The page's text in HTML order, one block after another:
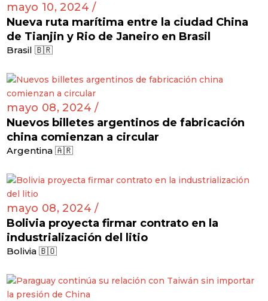
mayo 10, 2024 /
Nueva ruta marítima entre la ciudad China
de Tianjin y Rio de Janeiro en Brasil
Brasil 🇧🇷
mayo 08, 2024 /
Nuevos billetes argentinos de fabricación
china comienzan a circular
Argentina 🇦🇷
mayo 08, 2024 /
Bolivia proyecta firmar contrato en la
industrialización del litio
Bolivia 🇧🇴